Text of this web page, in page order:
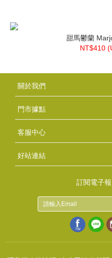
甜馬鬱蘭
NT$410 (
關於我們
公司簡介
品牌故事
最新消息
隱私權聲明
版權聲明
門市據點
總部
北區
中區
南區
東區
海外
客服中心
會員等級
購物流程
訂單查詢
常見問題
海外訂購流程
連絡我們
下載專區
紅利點數
好站連結
訂閱電子